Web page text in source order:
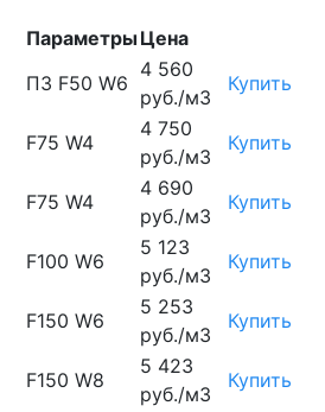
ПараметрыЦена
П3 F50 W6
4 560
руб./м3
Купить
F75 W4
4 750
руб./м3
Купить
F75 W4
4 690
руб./м3
Купить
F100 W6
5 123
руб./м3
Купить
F150 W6
5 253
руб./м3
Купить
F150 W8
5 423
руб./м3
Купить